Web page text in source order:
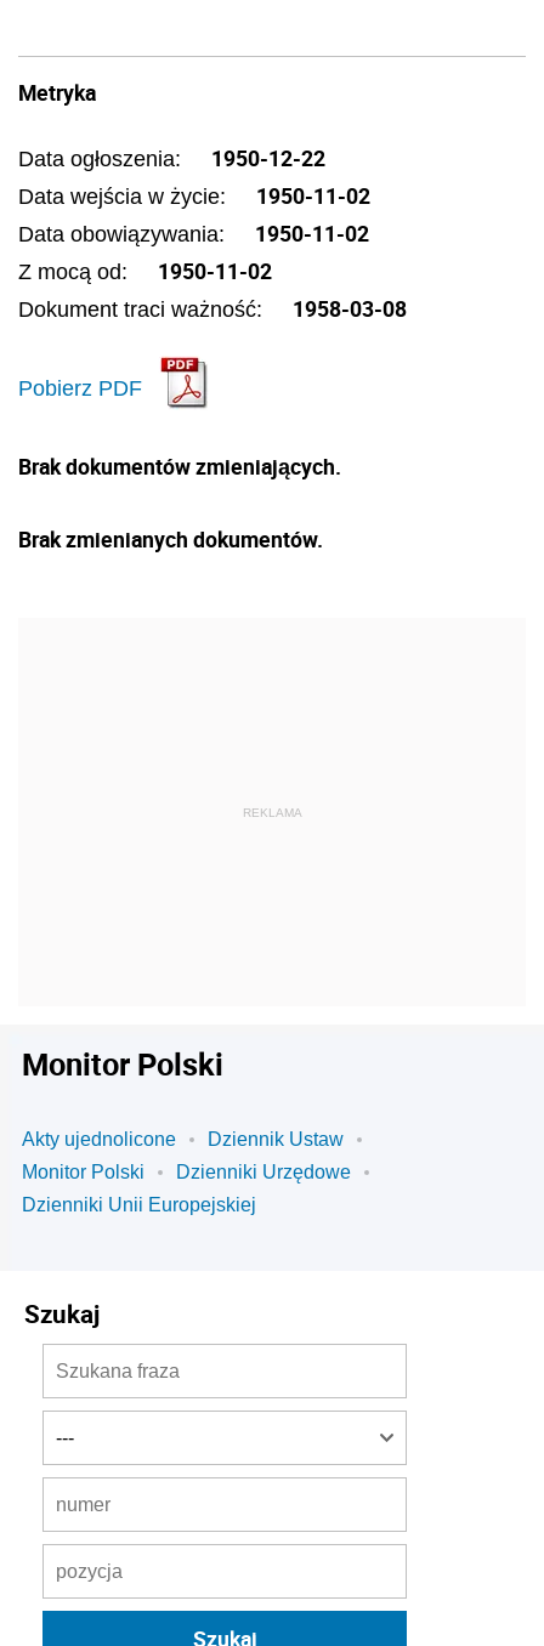
Metryka
Data ogłoszenia: 1950-12-22
Data wejścia w życie: 1950-11-02
Data obowiązywania: 1950-11-02
Z mocą od: 1950-11-02
Dokument traci ważność: 1958-03-08
Pobierz PDF
Brak dokumentów zmieniających.
Brak zmienianych dokumentów.
Monitor Polski
Akty ujednolicone
Dziennik Ustaw
Monitor Polski
Dzienniki Urzędowe
Dzienniki Unii Europejskiej
Szukaj